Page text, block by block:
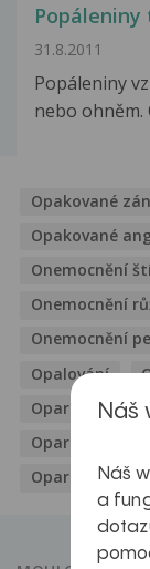
Popáleniny
31.8.2011
Popáleniny
nebo ohněm.
Opakované
Opakované
Onemocnění
Onemocnění
Onemocnění
Opalování
Opar herpes
Opar léčba
Opar na
Náš
Náš
a